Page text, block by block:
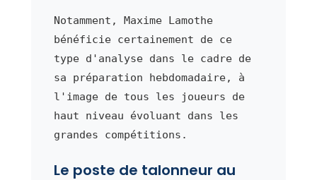
Notamment, Maxime Lamothe
bénéficie certainement de ce
type d'analyse dans le cadre de
sa préparation hebdomadaire, à
l'image de tous les joueurs de
haut niveau évoluant dans les
grandes compétitions.
Le poste de talonneur au